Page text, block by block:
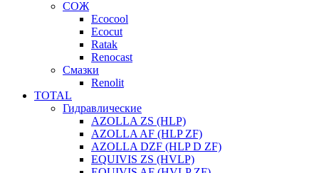
СОЖ
Ecocool
Ecocut
Ratak
Renocast
Смазки
Renolit
TOTAL
Гидравлические
AZOLLA ZS (HLP)
AZOLLA AF (HLP ZF)
AZOLLA DZF (HLP D ZF)
EQUIVIS ZS (HVLP)